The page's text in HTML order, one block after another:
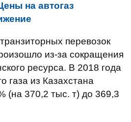
на автогаз
перевозок
из-за сокращения
ресурса. В 2018 года
газа из Казахстана
(на 370,2 тыс. т) до 369,3